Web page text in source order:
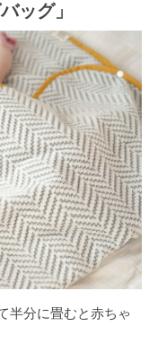
ッグ」
半分に畳むと赤ちゃ